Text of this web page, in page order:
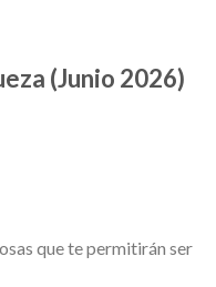
(Junio 2026)
que te permitirán ser